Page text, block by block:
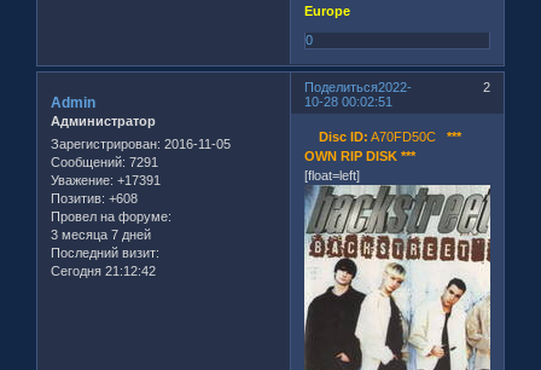
Europe
0
Поделиться 2
2022-
10-28 00:02:51
Admin
Администратор
Зарегистрирован: 2016-11-05
Сообщений: 7291
Уважение: +17391
Позитив: +608
Провел на форуме:
3 месяца 7 дней
Последний визит:
Сегодня 21:12:42
Disc ID: A70FD50C***
OWN RIP DISK ***
[float=left]